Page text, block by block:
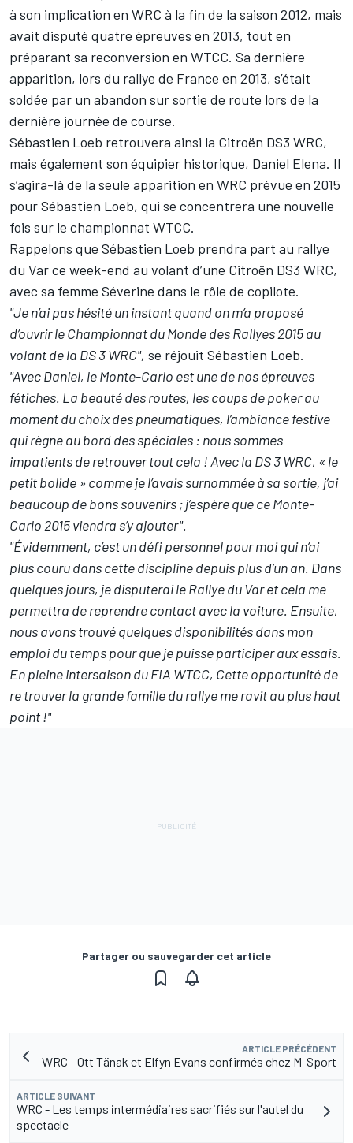
à son implication en WRC à la fin de la saison 2012, mais
avait disputé quatre épreuves en 2013, tout en
préparant sa reconversion en WTCC. Sa dernière
apparition, lors du rallye de France en 2013, s’était
soldée par un abandon sur sortie de route lors de la
dernière journée de course.
Sébastien Loeb retrouvera ainsi la Citroën DS3 WRC,
mais également son équipier historique, Daniel Elena. Il
s’agira-là de la seule apparition en WRC prévue en 2015
pour Sébastien Loeb, qui se concentrera une nouvelle
fois sur le championnat WTCC.
Rappelons que Sébastien Loeb prendra part au rallye
du Var ce week-end au volant d’une Citroën DS3 WRC,
avec sa femme Séverine dans le rôle de copilote.
"Je n’ai pas hésité un instant quand on m’a proposé
d’ouvrir le Championnat du Monde des Rallyes 2015 au
volant de la DS 3 WRC", se réjouit Sébastien Loeb.
"Avec Daniel, le Monte-Carlo est une de nos épreuves
fétiches. La beauté des routes, les coups de poker au
moment du choix des pneumatiques, l’ambiance festive
qui règne au bord des spéciales : nous sommes
impatients de retrouver tout cela ! Avec la DS 3 WRC, « le
petit bolide » comme je l’avais surnommée à sa sortie, j’ai
beaucoup de bons souvenirs ; j’espère que ce Monte-
Carlo 2015 viendra s’y ajouter".
"Évidemment, c’est un défi personnel pour moi qui n’ai
plus couru dans cette discipline depuis plus d’un an. Dans
quelques jours, je disputerai le Rallye du Var et cela me
permettra de reprendre contact avec la voiture. Ensuite,
nous avons trouvé quelques disponibilités dans mon
emploi du temps pour que je puisse participer aux essais.
En pleine intersaison du FIA WTCC, Cette opportunité de
re trouver la grande famille du rallye me ravit au plus haut
point !"
Partager ou sauvegarder cet article
ARTICLE PRÉCÉDENT
WRC - Ott Tänak et Elfyn Evans confirmés chez M-Sport
ARTICLE SUIVANT
WRC - Les temps intermédiaires sacrifiés sur l'autel du
spectacle